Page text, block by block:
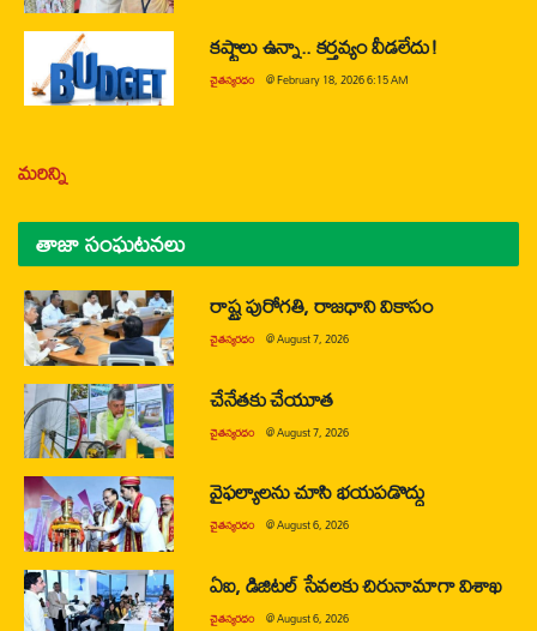
కష్టాలు ఉన్నా.. కర్తవ్యం వీడలేదు!
చైతన్యరధం @February 18, 2026 6:15 AM
మరిన్ని
తాజా సంఘటనలు
రాష్ట్ర పురోగతి, రాజధాని వికాసం
చైతన్యరధం @August 7, 2026
చేనేతకు చేయూత
చైతన్యరధం @August 7, 2026
వైఫల్యాలను చూసి భయపడొద్దు
చైతన్యరధం @August 6, 2026
ఏఐ, డిజిటల్ సేవలకు చిరునామాగా విశాఖ
చైతన్యరధం @August 6, 2026